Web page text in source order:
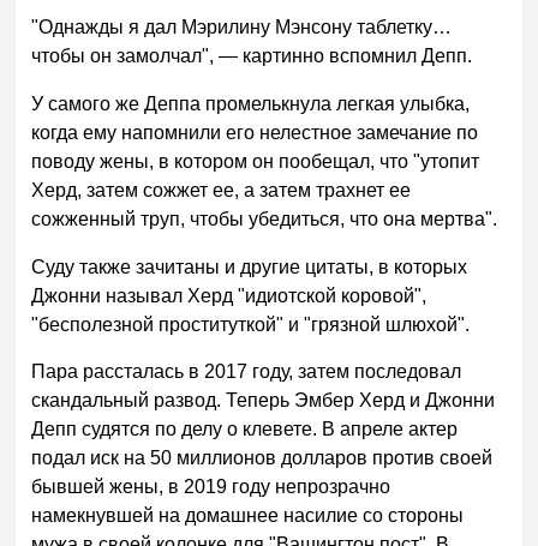
"Однажды я дал Мэрилину Мэнсону таблетку…
чтобы он замолчал", — картинно вспомнил Депп.
У самого же Деппа промелькнула легкая улыбка,
когда ему напомнили его нелестное замечание по
поводу жены, в котором он пообещал, что "утопит
Херд, затем сожжет ее, а затем трахнет ее
сожженный труп, чтобы убедиться, что она мертва".
Суду также зачитаны и другие цитаты, в которых
Джонни называл Херд "идиотской коровой",
"бесполезной проституткой" и "грязной шлюхой".
Пара рассталась в 2017 году, затем последовал
скандальный развод. Теперь Эмбер Херд и Джонни
Депп судятся по делу о клевете. В апреле актер
подал иск на 50 миллионов долларов против своей
бывшей жены, в 2019 году непрозрачно
намекнувшей на домашнее насилие со стороны